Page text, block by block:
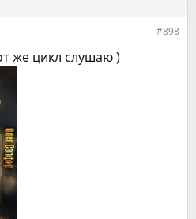
#898
же цикл слушаю )